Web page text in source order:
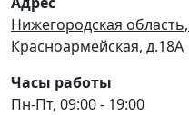
Нижегородская
Красноармейская, д.18А
Часы работы
Пн-Пт, 09:00 - 19:00